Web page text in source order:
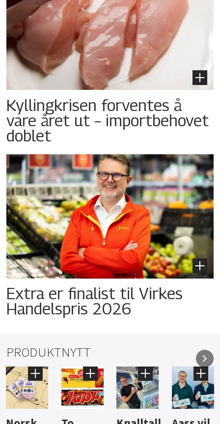
Kyllingkrisen forventes å
vare året ut – importbehovet
doblet
Extra er finalist til Virkes
Handelspris 2026
PRODUKTNYTT